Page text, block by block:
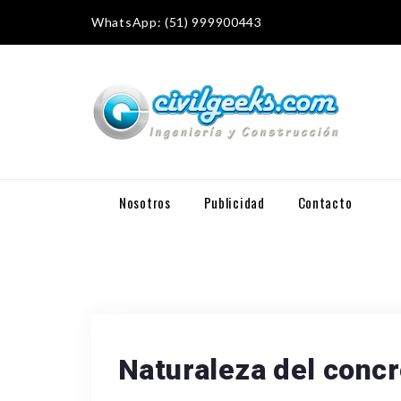
WhatsApp: (51) 999900443
Nosotros Publicidad Contacto
Naturaleza del